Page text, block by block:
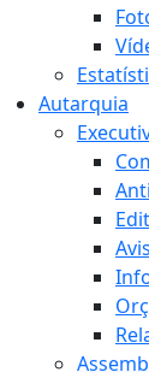
Autarquia